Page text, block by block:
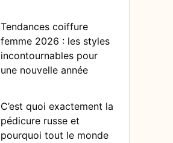
Tendances coiffure
femme 2026 : les styles
incontournables pour
une nouvelle année
C’est quoi exactement la
pédicure russe et
pourquoi tout le monde